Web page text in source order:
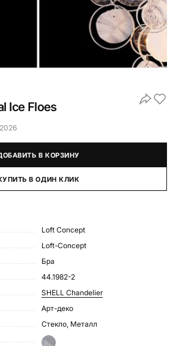
Ice Floes
В КОРЗИНУ
В ОДИН КЛИК
Loft Concept
Loft-Concept
Бра
44.1982-2
SHELL Chandelier
Арт-деко
Стекло, Металл